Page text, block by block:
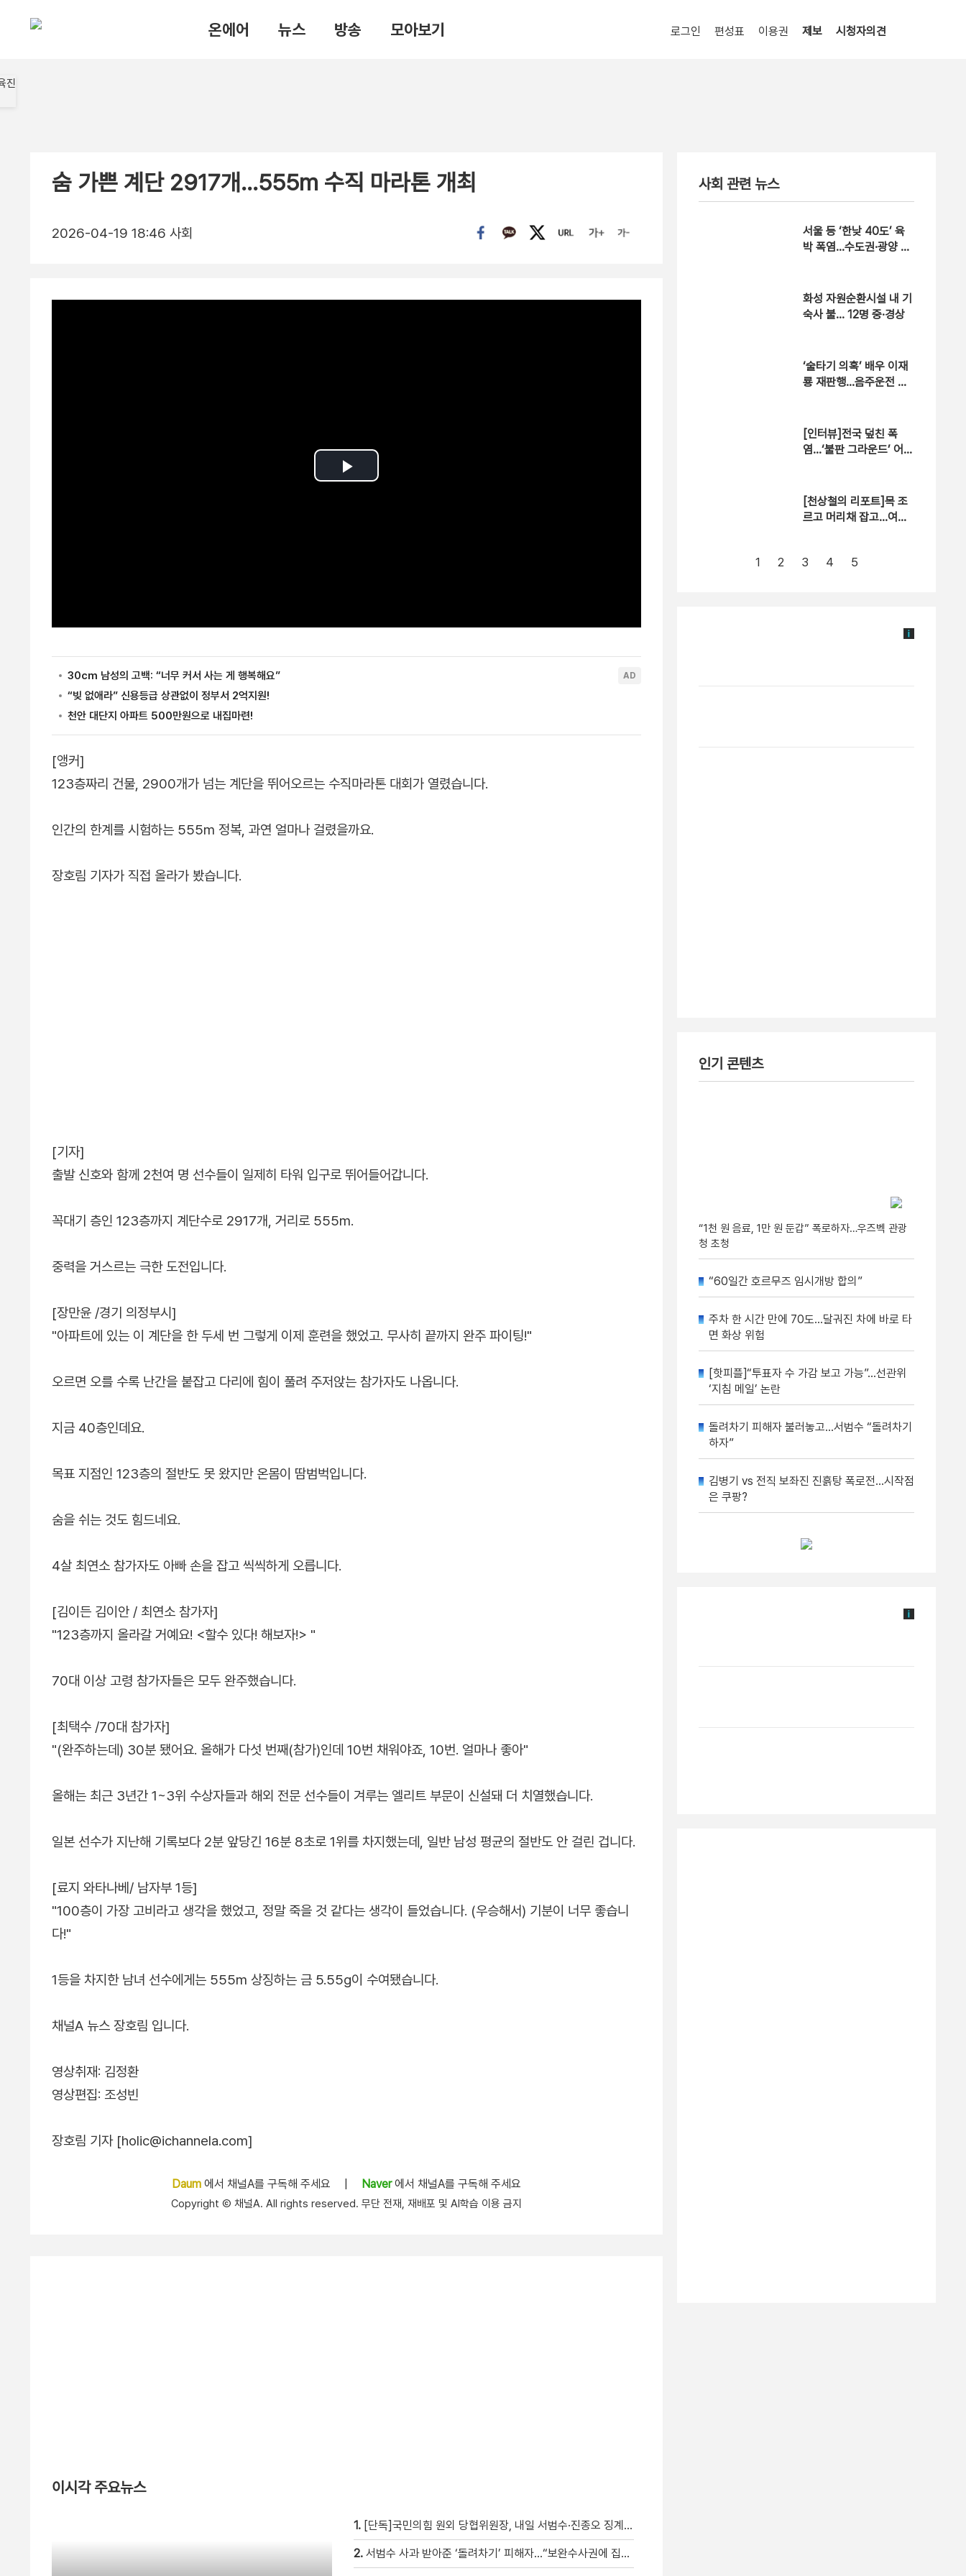
온에어 뉴스 방송 모아보기 로그인 편성표 이용권 제보 시청자의견
숨 가쁜 계단 2917개…555m 수직 마라톤 개최
2026-04-19 18:46 사회
[앵커]
123층짜리 건물, 2900개가 넘는 계단을 뛰어오르는 수직마라톤 대회가 열렸습니다.
인간의 한계를 시험하는 555m 정복, 과연 얼마나 걸렸을까요.
장호림 기자가 직접 올라가 봤습니다.
[기자]
출발 신호와 함께 2천여 명 선수들이 일제히 타워 입구로 뛰어들어갑니다.
꼭대기 층인 123층까지 계단수로 2917개, 거리로 555m.
중력을 거스르는 극한 도전입니다.
[장만윤 /경기 의정부시]
"아파트에 있는 이 계단을 한 두세 번 그렇게 이제 훈련을 했었고. 무사히 끝까지 완주 파이팅!"
오르면 오를 수록 난간을 붙잡고 다리에 힘이 풀려 주저앉는 참가자도 나옵니다.
지금 40층인데요.
목표 지점인 123층의 절반도 못 왔지만 온몸이 땀범벅입니다.
숨을 쉬는 것도 힘드네요.
4살 최연소 참가자도 아빠 손을 잡고 씩씩하게 오릅니다.
[김이든 김이안 / 최연소 참가자]
"123층까지 올라갈 거예요! <할수 있다! 해보자!> "
70대 이상 고령 참가자들은 모두 완주했습니다.
[최택수 /70대 참가자]
"(완주하는데) 30분 됐어요. 올해가 다섯 번째(참가)인데 10번 채워야죠, 10번. 얼마나 좋아"
올해는 최근 3년간 1~3위 수상자들과 해외 전문 선수들이 겨루는 엘리트 부문이 신설돼 더 치열했습니다.
일본 선수가 지난해 기록보다 2분 앞당긴 16분 8초로 1위를 차지했는데, 일반 남성 평균의 절반도 안 걸린 겁니다.
[료지 와타나베/ 남자부 1등]
"100층이 가장 고비라고 생각을 했었고, 정말 죽을 것 같다는 생각이 들었습니다. (우승해서) 기분이 너무 좋습니
다!"
1등을 차지한 남녀 선수에게는 555m 상징하는 금 5.55g이 수여됐습니다.
채널A 뉴스 장호림 입니다.
영상취재: 김정환
영상편집: 조성빈
장호림 기자 [holic@ichannela.com]
Daum 에서 채널A를 구독해 주세요 Naver에서 채널A를 구독해 주세요
Copyright Ⓒ 채널A. All rights reserved. 무단 전재, 재배포 및 AI학습 이용 금지
이시각 주요뉴스
1. [단독]국민의힘 원외 당협위원장, 내일 서범수·진종오 징계 요청 제소서 제출
2. 서범수 사과 받아준 ‘돌려차기’ 피해자…“보완수사권에 집중”
사회 관련 뉴스
서울 등 ‘한낮 40도’ 육
박 폭염…수도권·광양 폭
화성 자원순환시설 내 기
숙사 불… 12명 중·경상
‘술타기 의혹’ 배우 이재
룡 재판행…음주운전 혐
[인터뷰]전국 덮친 폭
염…‘불판 그라운드’ 어느
[천상철의 리포트]목 조
르고 머리채 잡고…여성
1 2 3 4 5
인기 콘텐츠
“1천 원 음료, 1만 원 둔갑” 폭로하자…우즈벡 관광
청 초청
“60일간 호르무즈 임시개방 합의”
주차 한 시간 만에 70도…달궈진 차에 바로 타
면 화상 위험
[핫피플]“투표자 수 가감 보고 가능”…선관위
‘지침 메일’ 논란
돌려차기 피해자 불러놓고…서범수 “돌려차기
하자”
김병기 vs 전직 보좌진 진흙탕 폭로전…시작점
은 쿠팡?